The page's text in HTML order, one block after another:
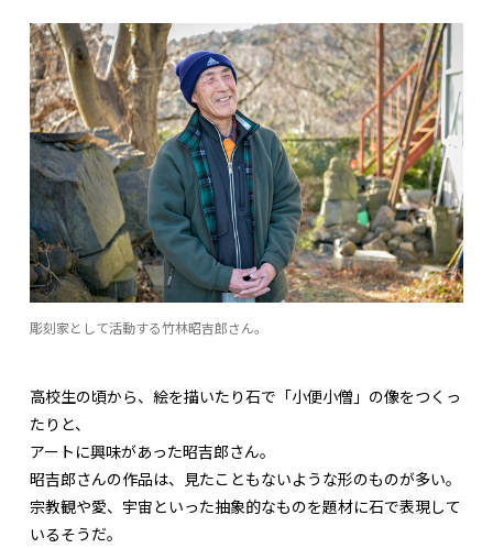
彫刻家として活動する竹林昭吉郎さん。
高校生の頃から、絵を描いたり石で「小便小僧」の像をつくっ
たりと、
アートに興味があった昭吉郎さん。
昭吉郎さんの作品は、見たこともないような形のものが多い。
宗教観や愛、宇宙といった抽象的なものを題材に石で表現して
いるそうだ。